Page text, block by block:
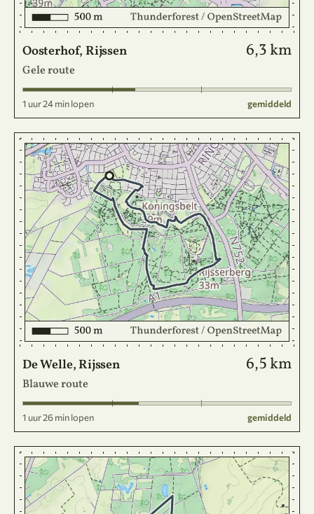
Oosterhof, Rijssen 6,3 km
Gele route
1 uur 24 min lopen gemiddeld
De Welle, Rijssen 6,5 km
Blauwe route
1 uur 26 min lopen gemiddeld